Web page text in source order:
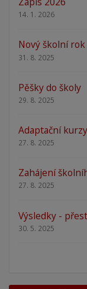
14. 1. 2026
Nový školní
31. 8. 2025
Pěšky do školy
29. 8. 2025
Adaptační kurzy
27. 8. 2025
Zahájení
27. 8. 2025
Výsledky -
30. 5. 2025